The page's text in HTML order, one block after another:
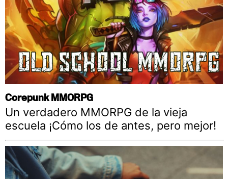
Corepunk MMORPG
Un verdadero MMORPG de la vieja
escuela ¡Cómo los de antes, pero mejor!